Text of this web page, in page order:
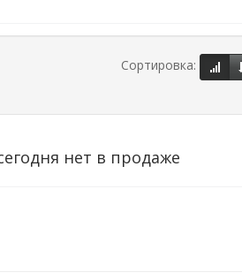
Сортировка:
нет в продаже